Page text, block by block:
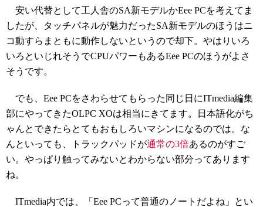
安い代替として工人舎のSA新モデルかEee PCを考えてま
したが、タッチパネルが魅力だったSA新モデルのほうはニ
コ動すらまともに動作しないというので却下。やはりいろ
いろといじれそうでCPUパワーもあるEee PCのほうがよさ
そうです。
でも、Eee PCをさわらせてもらった同じ日にITmedia編集
部にやってきたOLPC XOは相当にきてます。日本語化がち
ゃんとできたらとてもおもしろいマシンになるのでは。な
んといっても、トラックパッドが通常の3倍あるのがすご
い。やっぱり触ってみないとわからない部分ってあります
ね。
ITmedia内では、「Eee PCって普通のノートだよね」とい